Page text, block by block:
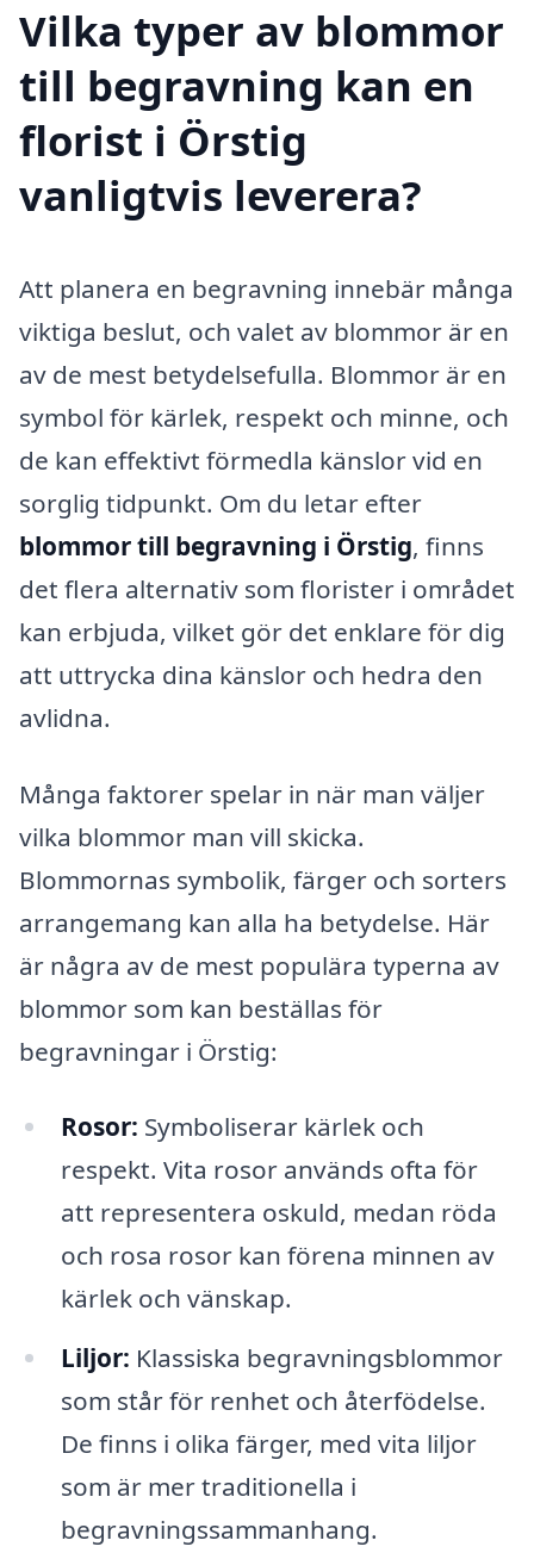
Vilka typer av blommor
till begravning kan en
florist i Örstig
vanligtvis leverera?
Att planera en begravning innebär många
viktiga beslut, och valet av blommor är en
av de mest betydelsefulla. Blommor är en
symbol för kärlek, respekt och minne, och
de kan effektivt förmedla känslor vid en
sorglig tidpunkt. Om du letar efter
blommor till begravning i Örstig, finns
det flera alternativ som florister i området
kan erbjuda, vilket gör det enklare för dig
att uttrycka dina känslor och hedra den
avlidna.
Många faktorer spelar in när man väljer
vilka blommor man vill skicka.
Blommornas symbolik, färger och sorters
arrangemang kan alla ha betydelse. Här
är några av de mest populära typerna av
blommor som kan beställas för
begravningar i Örstig:
Rosor: Symboliserar kärlek och
respekt. Vita rosor används ofta för
att representera oskuld, medan röda
och rosa rosor kan förena minnen av
kärlek och vänskap.
Liljor: Klassiska begravningsblommor
som står för renhet och återfödelse.
De finns i olika färger, med vita liljor
som är mer traditionella i
begravningssammanhang.